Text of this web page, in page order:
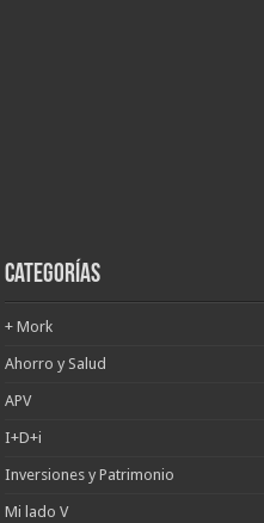
Categorías
+ Mork
Ahorro y Salud
APV
I+D+i
Inversiones y Patrimonio
Mi lado V